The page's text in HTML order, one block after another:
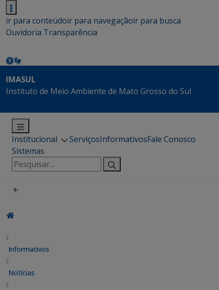
ir para conteúdoir para navegaçãoir para busca
Ouvidoria Transparência
IMASUL
Instituto de Meio Ambiente de Mato Grosso do Sul
Institucional ServiçosInformativosFale Conosco
Sistemas
Pesquisar
por:
Informativos
Notícias